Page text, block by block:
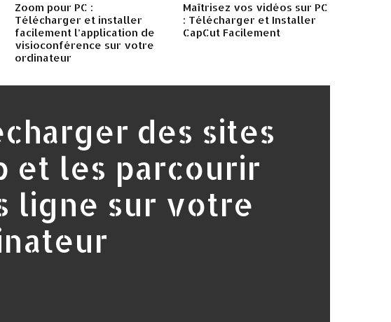
Zoom pour PC :
Télécharger et installer
facilement l’application de
visioconférence sur votre
ordinateur
Maîtrisez vos vidéos sur PC
: Télécharger et Installer
CapCut Facilement
des sites
et les parcourir
ligne sur votre